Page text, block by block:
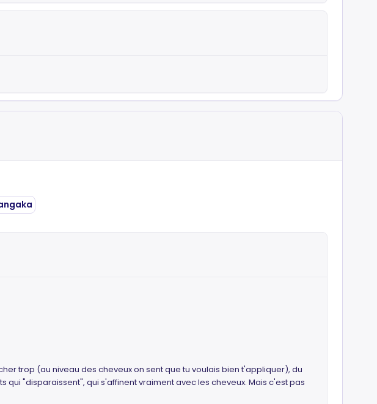
trop (au niveau des cheveux on sent que tu voulais bien t'appliquer), du
"disparaissent", qui s'affinent vraiment avec les cheveux. Mais c'est pas